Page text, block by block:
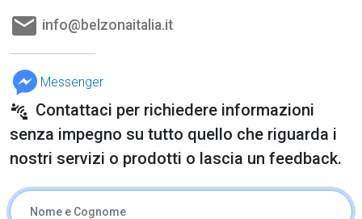
email info@belzonaitalia.it
Messenger
connect_without_contact Contattaci per richiedere informazioni
senza impegno su tutto quello che riguarda i
nostri servizi o prodotti o lascia un feedback.
Nome & Cognome